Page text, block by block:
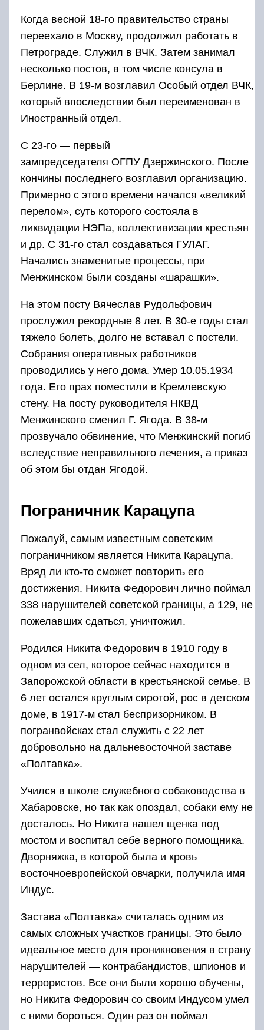
Когда весной 18-го правительство страны
переехало в Москву, продолжил работать в
Петрограде. Служил в ВЧК. Затем занимал
несколько постов, в том числе консула в
Берлине. В 19-м возглавил Особый отдел ВЧК,
который впоследствии был переименован в
Иностранный отдел.
С 23-го — первый
зампредседателя ОГПУ Дзержинского. После
кончины последнего возглавил организацию.
Примерно с этого времени начался «великий
перелом», суть которого состояла в
ликвидации НЭПа, коллективизации крестьян
и др. С 31-го стал создаваться ГУЛАГ.
Начались знаменитые процессы, при
Менжинском были созданы «шарашки».
На этом посту Вячеслав Рудольфович
прослужил рекордные 8 лет. В 30-е годы стал
тяжело болеть, долго не вставал с постели.
Собрания оперативных работников
проводились у него дома. Умер 10.05.1934
года. Его прах поместили в Кремлевскую
стену. На посту руководителя НКВД
Менжинского сменил Г. Ягода. В 38-м
прозвучало обвинение, что Менжинский погиб
вследствие неправильного лечения, а приказ
об этом бы отдан Ягодой.
Пограничник Карацупа
Пожалуй, самым известным советским
пограничником является Никита Карацупа.
Вряд ли кто-то сможет повторить его
достижения. Никита Федорович лично поймал
338 нарушителей советской границы, а 129, не
пожелавших сдаться, уничтожил.
Родился Никита Федорович в 1910 году в
одном из сел, которое сейчас находится в
Запорожской области в крестьянской семье. В
6 лет остался круглым сиротой, рос в детском
доме, в 1917-м стал беспризорником. В
погранвойсках стал служить с 22 лет
добровольно на дальневосточной заставе
«Полтавка».
Учился в школе служебного собаководства в
Хабаровске, но так как опоздал, собаки ему не
досталось. Но Никита нашел щенка под
мостом и воспитал себе верного помощника.
Дворняжка, в которой была и кровь
восточноевропейской овчарки, получила имя
Индус.
Застава «Полтавка» считалась одним из
самых сложных участков границы. Это было
идеальное место для проникновения в страну
нарушителей — контрабандистов, шпионов и
террористов. Все они были хорошо обучены,
но Никита Федорович со своим Индусом умел
с ними бороться. Один раз он поймал